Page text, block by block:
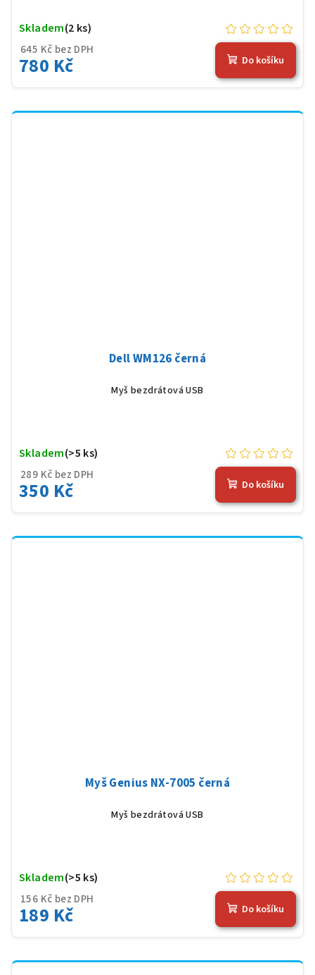
645 Kč bez DPH
780 Kč
Skladem(2 ks)
Do košíku
Dell WM126 černá
Myš bezdrátová USB
289 Kč bez DPH
350 Kč
Skladem(>5 ks)
Do košíku
Myš Genius NX-7005 černá
Myš bezdrátová USB
156 Kč bez DPH
189 Kč
Skladem(>5 ks)
Do košíku